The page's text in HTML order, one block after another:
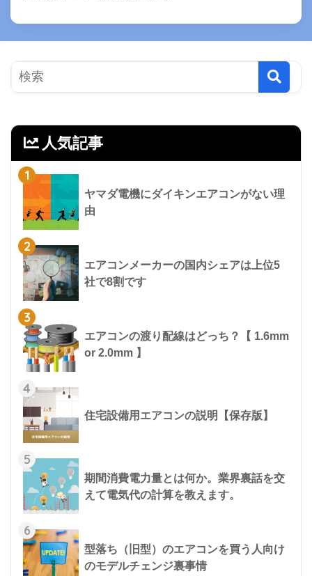
人気記事
1
ヤマダ電機にダイキンエアコンがない理
由
2
エアコンメーカーの国内シェアは上位5
社で8割です
3
エアコンの渡り配線はどっち？【 1.6mm
or 2.0mm 】
4
住宅設備用エアコンの説明【保存版】
5
期間消費電力量とは何か。業界裏話を交
えて電気代の計算を教えます。
6
型落ち（旧型）のエアコンを買う人向け
のモデルチェンジ裏事情